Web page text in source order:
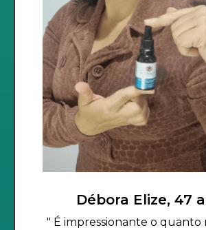
Débora Elize, 47
" É impressionante o quanto